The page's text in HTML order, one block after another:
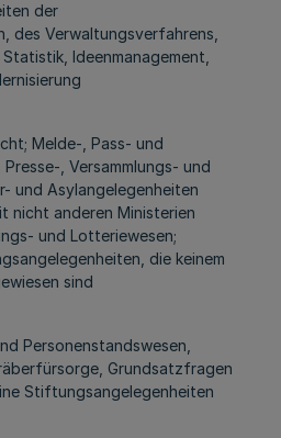
der
des Verwaltungsverfahrens,
Ideenmanagement,
Melde-, Pass- und
, Versammlungs- und
und Asylangelegenheiten
nicht anderen Ministerien
und Lotteriewesen;
die keinem
sind
Personenstandswesen,
Grundsatzfragen
Stiftungsangelegenheiten